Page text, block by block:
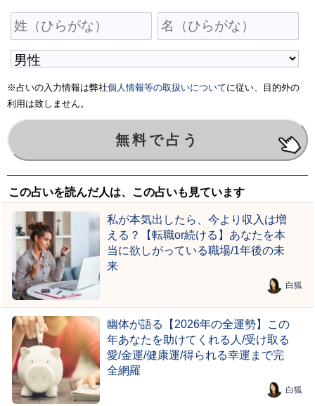
※占いの入力情報は弊社個人情報等の取扱いについてに従い、目的外の
利用は致しません。
この占いを読んだ人は、この占いも見ています
私が本気出したら、今より収入は増
える？【転職or続ける】あなたを本
当に欲しがっている職場/1年後の未
来
白狐
幽体が語る【2026年の全運勢】この
年あなたを助けてくれる人/受け取る
愛/金運/健康運/得られる幸運まで完
全網羅
白狐